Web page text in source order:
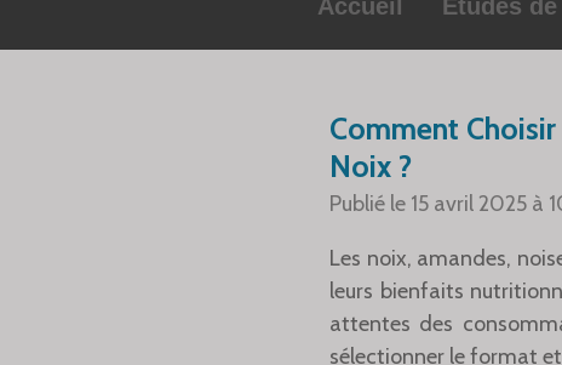
Accueil Études
Comment
Noix ?
Publié le 15 avril 2025 à
Les noix, amandes,
leurs bienfaits
attentes des
sélectionner le format